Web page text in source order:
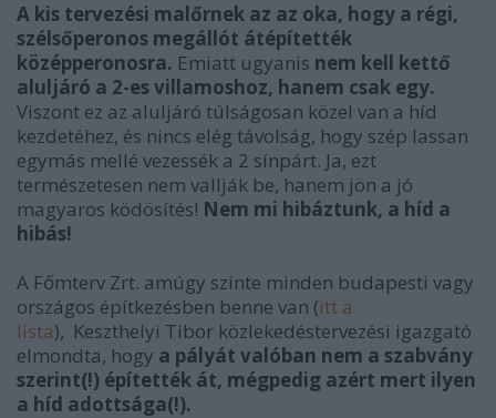
A kis tervezési malőrnek az az oka, hogy a régi,
szélsőperonos megállót átépítették
középperonosra. Emiatt ugyanis nem kell kettő
aluljáró a 2-es villamoshoz, hanem csak egy.
Viszont ez az aluljáró túlságosan közel van a híd
kezdetéhez, és nincs elég távolság, hogy szép lassan
egymás mellé vezessék a 2 sínpárt. Ja, ezt
természetesen nem vallják be, hanem jön a jó
magyaros ködösítés! Nem mi hibáztunk, a híd a
hibás!
A Főmterv Zrt. amúgy szinte minden budapesti vagy
országos építkezésben benne van (itt a
lista), Keszthelyi Tibor közlekedéstervezési igazgató
elmondta, hogy a pályát valóban nem a szabvány
szerint(!) építették át, mégpedig azért mert ilyen
a híd adottsága(!).